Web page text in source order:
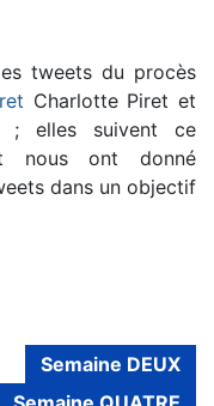
tweets du procès
Charlotte Piret et
; elles suivent ce
ont donné
dans un objectif
Semaine DEUX